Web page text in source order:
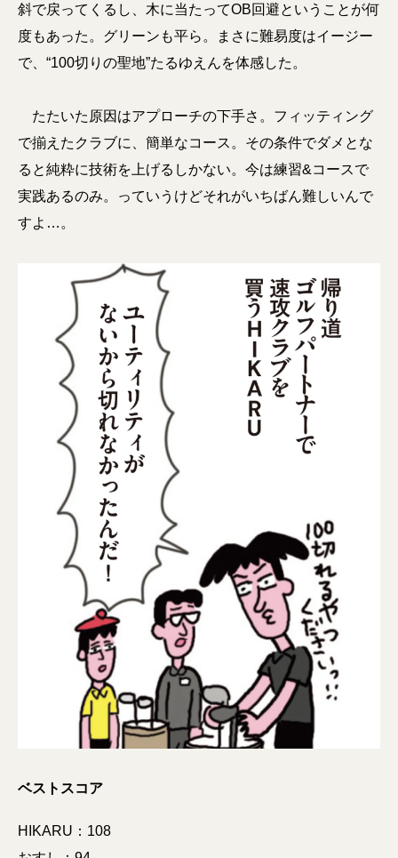
斜で戻ってくるし、木に当たってOB回避ということが何
度もあった。グリーンも平ら。まさに難易度はイージー
で、“100切りの聖地”たるゆえんを体感した。
たたいた原因はアプローチの下手さ。フィッティング
で揃えたクラブに、簡単なコース。その条件でダメとな
ると純粋に技術を上げるしかない。今は練習&コースで
実践あるのみ。っていうけどそれがいちばん難しいんで
すよ…。
ベストスコア
HIKARU：108